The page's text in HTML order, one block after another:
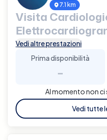
7.1 km
Visita
Vedi altre prestazioni
Prima disponibilità
-
Al momento non
Vedi tutte